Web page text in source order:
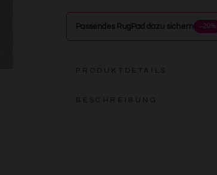
Passendes RugPad dazu sichern −20%
PRODUKTDETAILS
BESCHREIBUNG